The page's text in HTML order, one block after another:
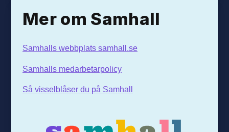
Mer om Samhall
Samhalls webbplats samhall.se
Samhalls medarbetarpolicy
Så visselblåser du på Samhall